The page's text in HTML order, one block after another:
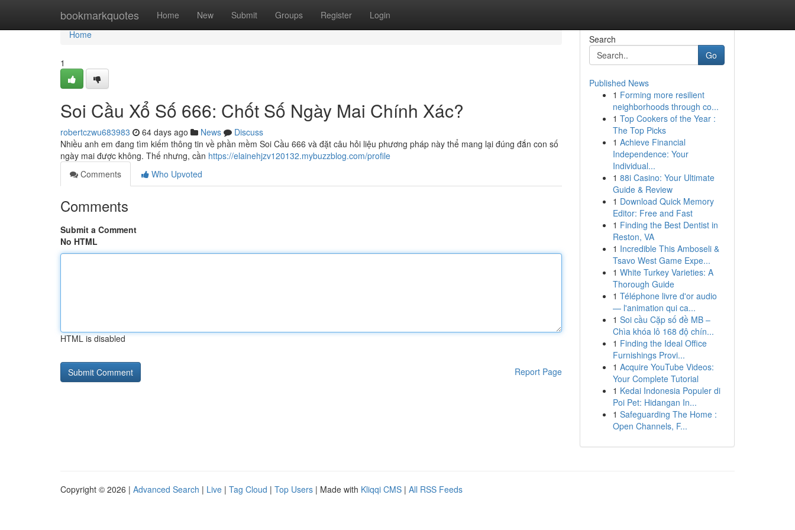
bookmarkquotes Home New Submit Groups Register Login
Home
Home
1
Soi Cầu Xổ Số 666: Chốt Số Ngày Mai Chính Xác?
robertczwu683983 64 days ago News
Discuss
Nhiều anh em đang tìm kiếm thông tin về phần mềm Soi Cầu 666 và đặt câu hỏi liệu phương pháp này thể mang lại đúng đắn con số
ngày mai được không. Thế nhưng, cần https://elainehjzv120132.mybuzzblog.com/profile
Comments
Who Upvoted
Comments
Submit a Comment
No HTML
HTML is disabled
Report Page
Search
Go
Published News
1 Forming more resilient
neighborhoods through co...
1 Top Cookers of the Year :
The Top Picks
1 Achieve Financial
Independence: Your
Individual...
1 88i Casino: Your Ultimate
Guide & Review
1 Download Quick Memory
Editor: Free and Fast
1 Finding the Best Dentist in
Reston, VA
1 Incredible This Amboseli &
Tsavo West Game Expe...
1 White Turkey Varieties: A
Thorough Guide
1 Téléphone livre d'or audio
— l'animation qui ca...
1 Soi cầu Cặp số đề MB –
Chìa khóa lô 168 độ chín...
1 Finding the Ideal Office
Furnishings Provi...
1 Acquire YouTube Videos:
Your Complete Tutorial
1 Kedai Indonesia Populer di
Poi Pet: Hidangan In...
1 Safeguarding The Home :
Open Channels, F...
Copyright © 2026 | Advanced Search | Live | Tag Cloud | Top Users | Made with Kliqqi CMS | All RSS Feeds